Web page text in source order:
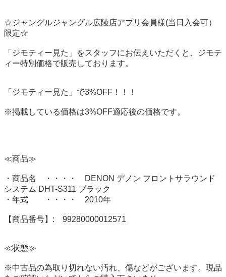
☆ジャングルジャングル広陵店アプリ会員様(当日入会可）
限定☆
「ジモティー見た」をスタッフにお伝えいただくと、ジモテ
ィー特別価格で販売しております。
「ジモティー見た」で3%OFF！！！
※掲載している価格は3%OFF適応後の価格です。
≪商品≫
・商品名　・・・・　DENON デノン フロントサラウンド
システム DHT-S311 ブラック
・年式　　・・・・　2010年
【商品番号】:　99280000012571
≪状態≫
※中古品の為取り切れない汚れ、傷などがございます。現品